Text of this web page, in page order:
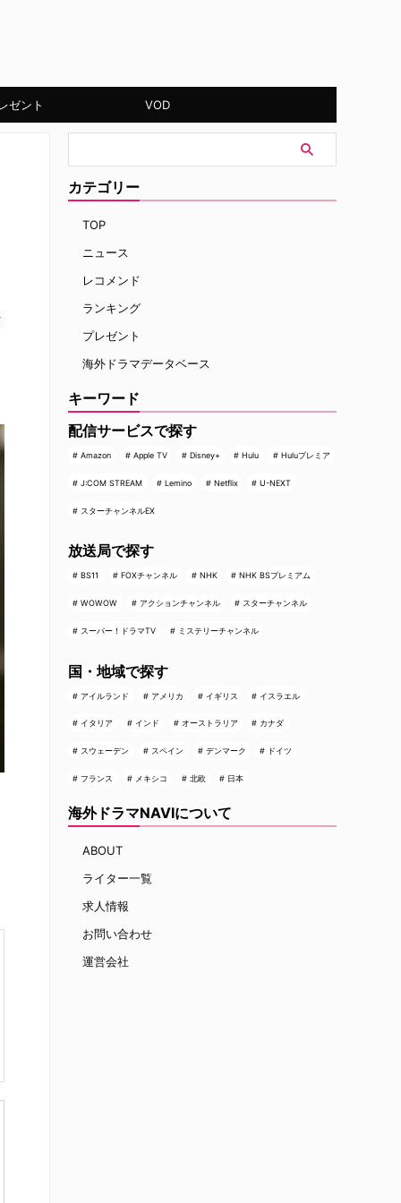
ゼント VOD
カテゴリー
TOP
ニュース
レコメンド
ランキング
プレゼント
海外ドラマデータベース
キーワード
配信サービスで探す
Amazon Apple TV Disney+ Hulu Huluプレミア
J:COM STREAM Lemino Netflix U-NEXT
スターチャンネルEX
放送局で探す
BS11 FOXチャンネル NHK NHK BSプレミアム
WOWOW アクションチャンネル スターチャンネル
スーパー！ドラマTV ミステリーチャンネル
国・地域で探す
アイルランド アメリカ イギリス イスラエル
イタリア インド オーストラリア カナダ
スウェーデン スペイン デンマーク ドイツ
フランス メキシコ 北欧 日本
海外ドラマNAVIについて
ABOUT
ライター一覧
求人情報
お問い合わせ
運営会社